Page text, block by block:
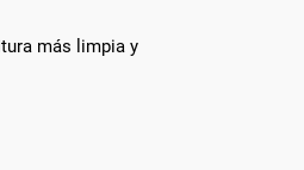
más limpia y